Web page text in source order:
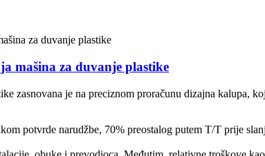
mašina za duvanje plastike
zasnovana je na preciznom proračunu dizajna kalupa,
potvrde narudžbe, 70% preostalog putem T/T prije